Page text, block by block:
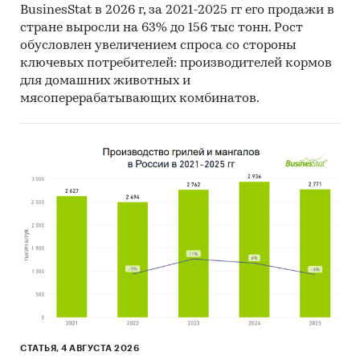
BusinesStat в 2026 г, за 2021-2025 гг его продажи в
стране выросли на 63% до 156 тыс тонн. Рост
обусловлен увеличением спроса со стороны
ключевых потребителей: производителей кормов
для домашних животных и
мясоперерабатывающих комбинатов.
СТАТЬЯ, 4 АВГУСТА 2026